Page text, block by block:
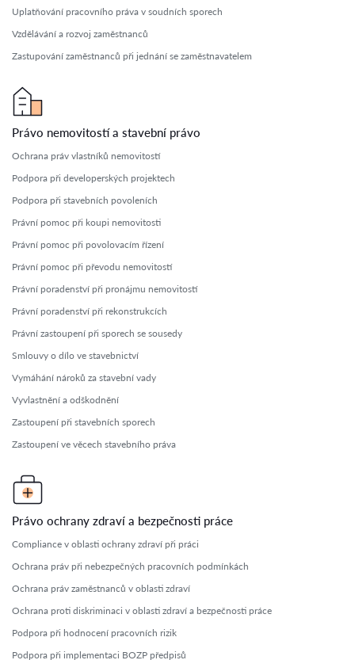
Uplatňování pracovního práva v soudních sporech
Vzdělávání a rozvoj zaměstnanců
Zastupování zaměstnanců při jednání se zaměstnavatelem
Právo nemovitostí a stavební právo
Ochrana práv vlastníků nemovitostí
Podpora při developerských projektech
Podpora při stavebních povoleních
Právní pomoc při koupi nemovitosti
Právní pomoc při povolovacím řízení
Právní pomoc při převodu nemovitostí
Právní poradenství při pronájmu nemovitostí
Právní poradenství při rekonstrukcích
Právní zastoupení při sporech se sousedy
Smlouvy o dílo ve stavebnictví
Vymáhání nároků za stavební vady
Vyvlastnění a odškodnění
Zastoupení při stavebních sporech
Zastoupení ve věcech stavebního práva
Právo ochrany zdraví a bezpečnosti práce
Compliance v oblasti ochrany zdraví při práci
Ochrana práv při nebezpečných pracovních podmínkách
Ochrana práv zaměstnanců v oblasti zdraví
Ochrana proti diskriminaci v oblasti zdraví a bezpečnosti práce
Podpora při hodnocení pracovních rizik
Podpora při implementaci BOZP předpisů